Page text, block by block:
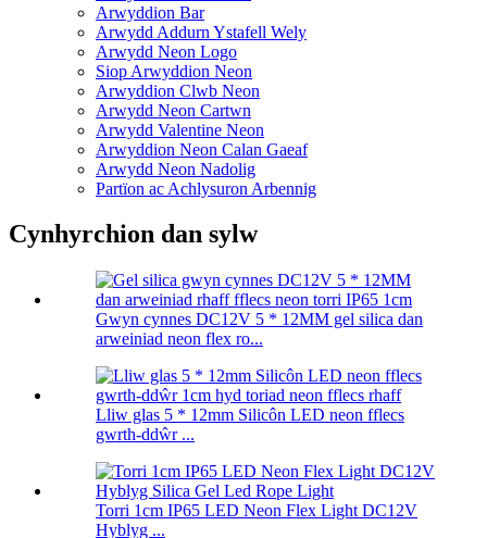
Arwyddion Bar
Arwydd Addurn Ystafell Wely
Arwydd Neon Logo
Siop Arwyddion Neon
Arwyddion Clwb Neon
Arwydd Neon Cartwn
Arwydd Valentine Neon
Arwyddion Neon Calan Gaeaf
Arwydd Neon Nadolig
Partïon ac Achlysuron Arbennig
Cynhyrchion dan sylw
Gwyn cynnes DC12V 5 * 12MM gel silica dan
arweiniad neon flex ro...
Lliw glas 5 * 12mm Silicôn LED neon fflecs
gwrth-ddŵr ...
Torri 1cm IP65 LED Neon Flex Light DC12V
Hyblyg ...